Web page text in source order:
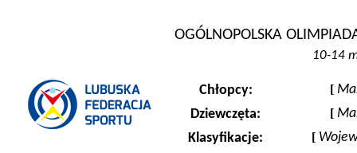
OGÓLNOPOLSKA
10-14
Chłopcy:
Dziewczęta:
Klasyfikacje:
[
[
[